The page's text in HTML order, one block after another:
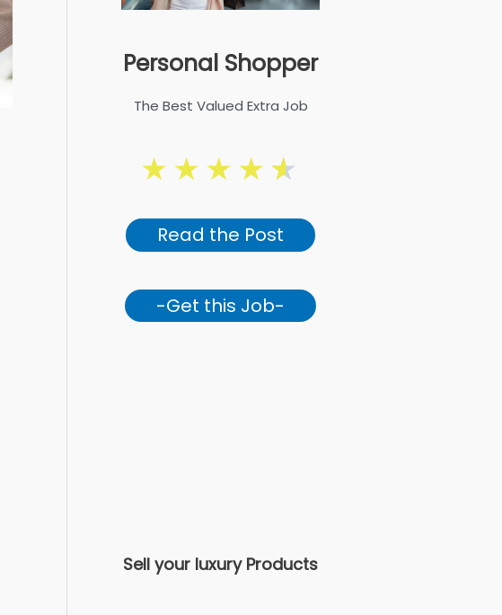
Personal Shopper
The Best Valued Extra Job
★★★★★
Read the Post
-Get this Job-
Sell your luxury Products